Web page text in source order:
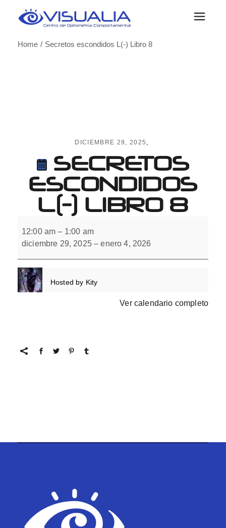
Home
Secretos escondidos L(-) Libro 8
DICIEMBRE 29, 2025
SECRETOS
ESCONDIDOS
L(-) LIBRO 8
escondidos
L(-)
Libro
12:00 am – 1:00 am
diciembre 29, 2025 –enero 4, 2026
Hosted by Kity
Ver calendario completo